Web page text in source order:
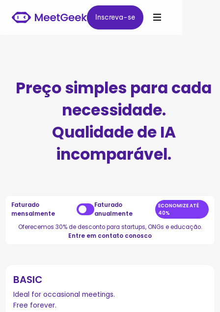
Inscreva-se
Inscreva-se
Preço simples para cada
necessidade.
Qualidade de IA
incomparável.
Faturado
mensalmente
Faturado
anualmente
ECONOMIZE ATÉ
40%
Oferecemos 30% de desconto para startups, ONGs e educação.
Entre em contato conosco
BASIC
Ideal for occasional meetings.
Free forever.